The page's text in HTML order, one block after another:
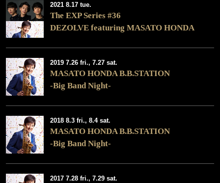
2021 8.17 tue.
The EXP Series #36
DEZOLVE featuring MASATO HONDA
2019 7.26 fri., 7.27 sat.
MASATO HONDA B.B.STATION
-Big Band Night-
2018 8.3 fri., 8.4 sat.
MASATO HONDA B.B.STATION
-Big Band Night-
2017 7.28 fri., 7.29 sat.